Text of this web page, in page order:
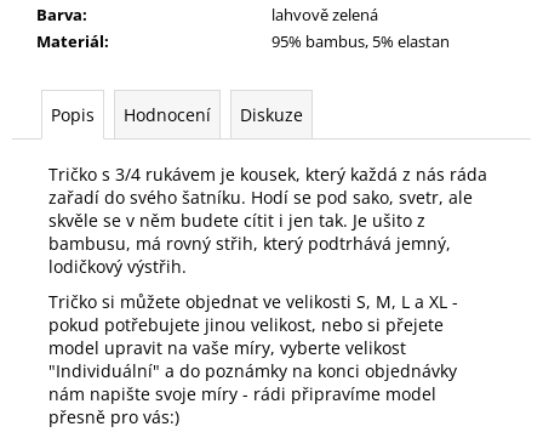
Barva:
lahvově zelená
Materiál: 95% bambus, 5% elastan
Popis Hodnocení Diskuze
Tričko s 3/4 rukávem je kousek, který každá z nás ráda
zařadí do svého šatníku. Hodí se pod sako, svetr, ale
skvěle se v něm budete cítit i jen tak. Je ušito z
bambusu, má rovný střih, který podtrhává jemný,
lodičkový výstřih.
Tričko si můžete objednat ve velikosti S, M, L a XL -
pokud potřebujete jinou velikost, nebo si přejete
model upravit na vaše míry, vyberte velikost
"Individuální" a do poznámky na konci objednávky
nám napište svoje míry - rádi připravíme model
přesně pro vás:)